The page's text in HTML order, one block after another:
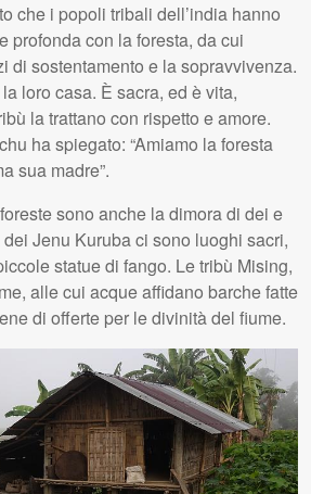
che i popoli tribali dell’india hanno
profonda con la foresta, da cui
di sostentamento e la sopravvivenza.
loro casa. È sacra, ed è vita,
la trattano con rispetto e amore.
ha spiegato: “Amiamo la foresta
sua madre”.
sono anche la dimora di dei e
Jenu Kuruba ci sono luoghi sacri,
statue di fango. Le tribù Mising,
alle cui acque affidano barche fatte
di offerte per le divinità del fiume.